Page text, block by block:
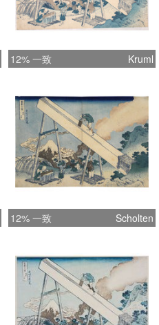
12% 一致 Kruml
12% 一致 Scholten